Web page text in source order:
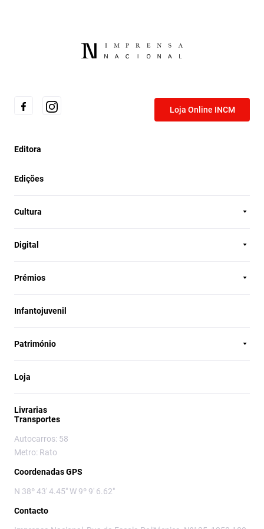
Loja Online INCM
Editora
Edições
Cultura
Digital
Prémios
Infantojuvenil
Património
Loja
Livrarias
Transportes
Autocarros: 58
Metro: Rato
Coordenadas GPS
N 38º 43' 4.45" W 9º 9' 6.62"
Contacto